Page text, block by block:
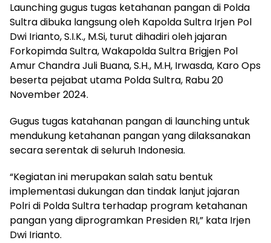
Launching gugus tugas ketahanan pangan di Polda
Sultra dibuka langsung oleh Kapolda Sultra Irjen Pol
Dwi Irianto, S.I.K., M.Si, turut dihadiri oleh jajaran
Forkopimda Sultra, Wakapolda Sultra Brigjen Pol
Amur Chandra Juli Buana, S.H., M.H, Irwasda, Karo Ops
beserta pejabat utama Polda Sultra, Rabu 20
November 2024.
Gugus tugas katahanan pangan di launching untuk
mendukung ketahanan pangan yang dilaksanakan
secara serentak di seluruh Indonesia.
“Kegiatan ini merupakan salah satu bentuk
implementasi dukungan dan tindak lanjut jajaran
Polri di Polda Sultra terhadap program ketahanan
pangan yang diprogramkan Presiden RI,” kata Irjen
Dwi Irianto.